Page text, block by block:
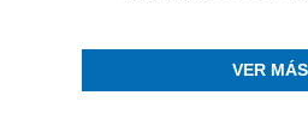
VER MÁS